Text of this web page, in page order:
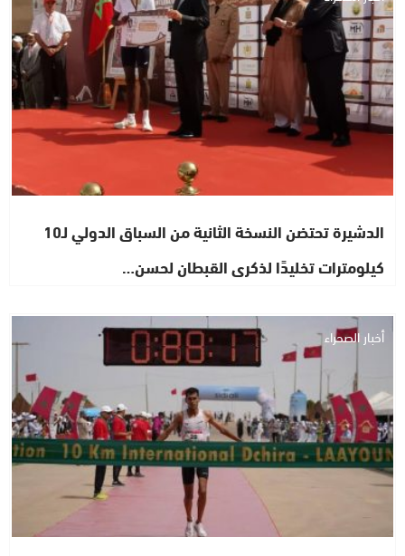
الدشيرة تحتضن النسخة الثانية من السباق الدولي لـ10
كيلومترات تخليدًا لذكرى القبطان لحسن…
أخبار الصحراء